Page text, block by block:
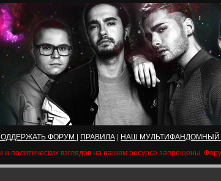
ФОРУМ ПРАВИЛА
НАШ МУЛЬТИФАНДОМНЫЙ
политических взглядов на нашем ресурсе запрещены.